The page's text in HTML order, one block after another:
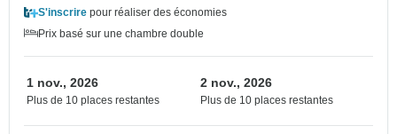
S'inscrire pour réaliser des économies
Prix basé sur une chambre double
1 nov., 2026
Plus de 10 places restantes
2 nov., 2026
Plus de 10 places restantes